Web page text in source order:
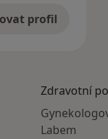
profil
Zdravotní
Labem